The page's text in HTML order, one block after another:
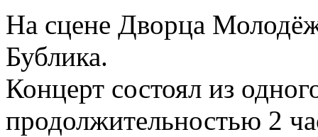
На сцене Дворца
Бублика.
Концерт состоял из
продолжительностью 2